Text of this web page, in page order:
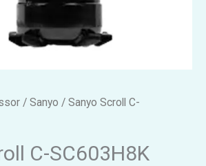
/ Sanyo / Sanyo Scroll C-
C-SC603H8K